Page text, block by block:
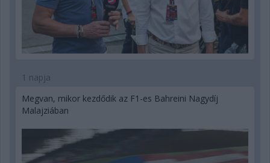
1 napja
Megvan, mikor kezdődik az F1-es Bahreini Nagydíj
Malajziában